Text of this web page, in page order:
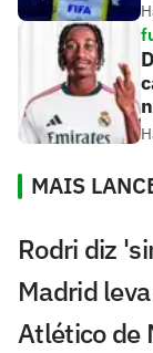
MAIS
Rodri diz
Madrid
Atlético de